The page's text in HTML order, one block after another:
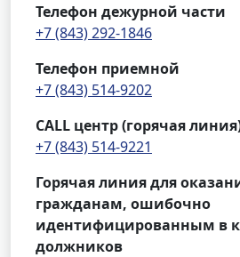
Телефон дежурной части
+7 (843) 292-1846
Телефон приемной
+7 (843) 514-9202
CALL центр (горячая
+7 (843) 514-9221
Горячая линия для
гражданам, ошибочно
идентифицированным в
должников